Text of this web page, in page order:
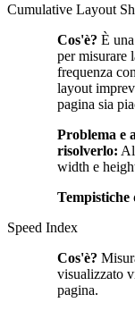
Cumulative Layout
Cos'è? È
per misurare
frequenza
layout
pagina sia
Problema e
risolverlo:
width e
Tempistiche
Speed Index
Cos'è?
visualizzato
pagina.